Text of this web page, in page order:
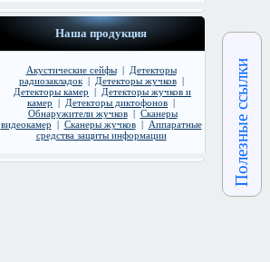
Наша продукция
Акустические сейфы| Детекторы
радиозакладок| Детекторы жучков|
Детекторы камер | Детекторы жучков и
камер | Детекторы диктофонов |
Обнаружители жучков| Сканеры
видеокамер | Сканеры жучков| Аппаратные
средства защиты информации
Полезные ссылки